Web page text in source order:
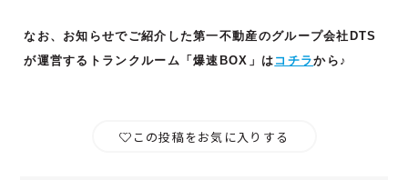
なお、お知らせでご紹介した第一不動産のグループ会社DTS
が運営するトランクルーム「爆速BOX」は コチラから♪
この投稿をお気に入りする